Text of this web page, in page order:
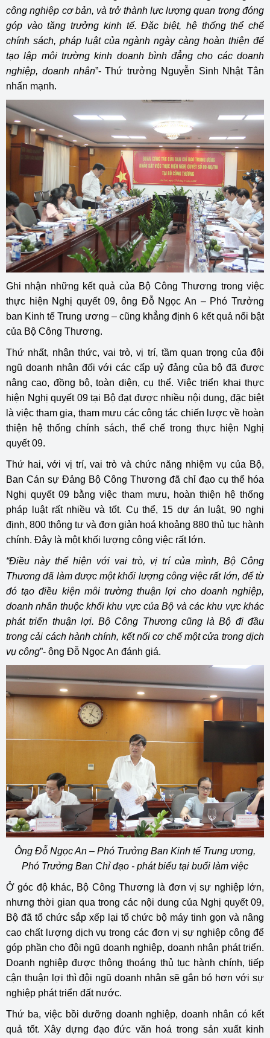
công nghiệp cơ bản, và trở thành lực lượng quan trọng đóng
góp vào tăng trưởng kinh tế. Đặc biệt, hệ thống thể chế
chính sách, pháp luật của ngành ngày càng hoàn thiện để
tạo lập môi trường kinh doanh bình đẳng cho các doanh
nghiệp, doanh nhân”- Thứ trưởng Nguyễn Sinh Nhật Tân
nhấn mạnh.
Ghi nhận những kết quả của Bộ Công Thương trong việc
thực hiện Nghị quyết 09, ông Đỗ Ngọc An – Phó Trưởng
ban Kinh tế Trung ương – cũng khẳng định 6 kết quả nổi bật
của Bộ Công Thương.
Thứ nhất, nhận thức, vai trò, vị trí, tầm quan trọng của đội
ngũ doanh nhân đối với các cấp uỷ đảng của bộ đã được
nâng cao, đồng bộ, toàn diện, cụ thể. Việc triển khai thực
hiện Nghị quyết 09 tại Bộ đạt được nhiều nội dung, đặc biệt
là việc tham gia, tham mưu các công tác chiến lược về hoàn
thiện hệ thống chính sách, thể chế trong thực hiện Nghị
quyết 09.
Thứ hai, với vị trí, vai trò và chức năng nhiệm vụ của Bộ,
Ban Cán sự Đảng Bộ Công Thương đã chỉ đạo cụ thể hóa
Nghị quyết 09 bằng việc tham mưu, hoàn thiện hệ thống
pháp luật rất nhiều và tốt. Cụ thể, 15 dự án luật, 90 nghị
định, 800 thông tư và đơn giản hoá khoảng 880 thủ tục hành
chính. Đây là một khối lượng công việc rất lớn.
“Điều này thể hiện với vai trò, vị trí của mình, Bộ Công
Thương đã làm được một khối lượng công việc rất lớn, để từ
đó tạo điều kiện môi trường thuận lợi cho doanh nghiệp,
doanh nhân thuộc khối khu vực của Bộ và các khu vực khác
phát triển thuận lợi. Bộ Công Thương cũng là Bộ đi đầu
trong cải cách hành chính, kết nối cơ chế một cửa trong dịch
vụ công”- ông Đỗ Ngọc An đánh giá.
Ông Đỗ Ngọc An – Phó Trưởng Ban Kinh tế Trung ương,
Phó Trưởng Ban Chỉ đạo - phát biểu tại buổi làm việc
Ở góc độ khác, Bộ Công Thương là đơn vị sự nghiệp lớn,
nhưng thời gian qua trong các nội dung của Nghị quyết 09,
Bộ đã tổ chức sắp xếp lại tổ chức bộ máy tinh gọn và nâng
cao chất lượng dịch vụ trong các đơn vị sự nghiệp công để
góp phần cho đội ngũ doanh nghiệp, doanh nhân phát triển.
Doanh nghiệp được thông thoáng thủ tục hành chính, tiếp
cận thuận lợi thì đội ngũ doanh nhân sẽ gắn bó hơn với sự
nghiệp phát triển đất nước.
Thứ ba, việc bồi dưỡng doanh nghiệp, doanh nhân có kết
quả tốt. Xây dựng đạo đức văn hoá trong sản xuất kinh